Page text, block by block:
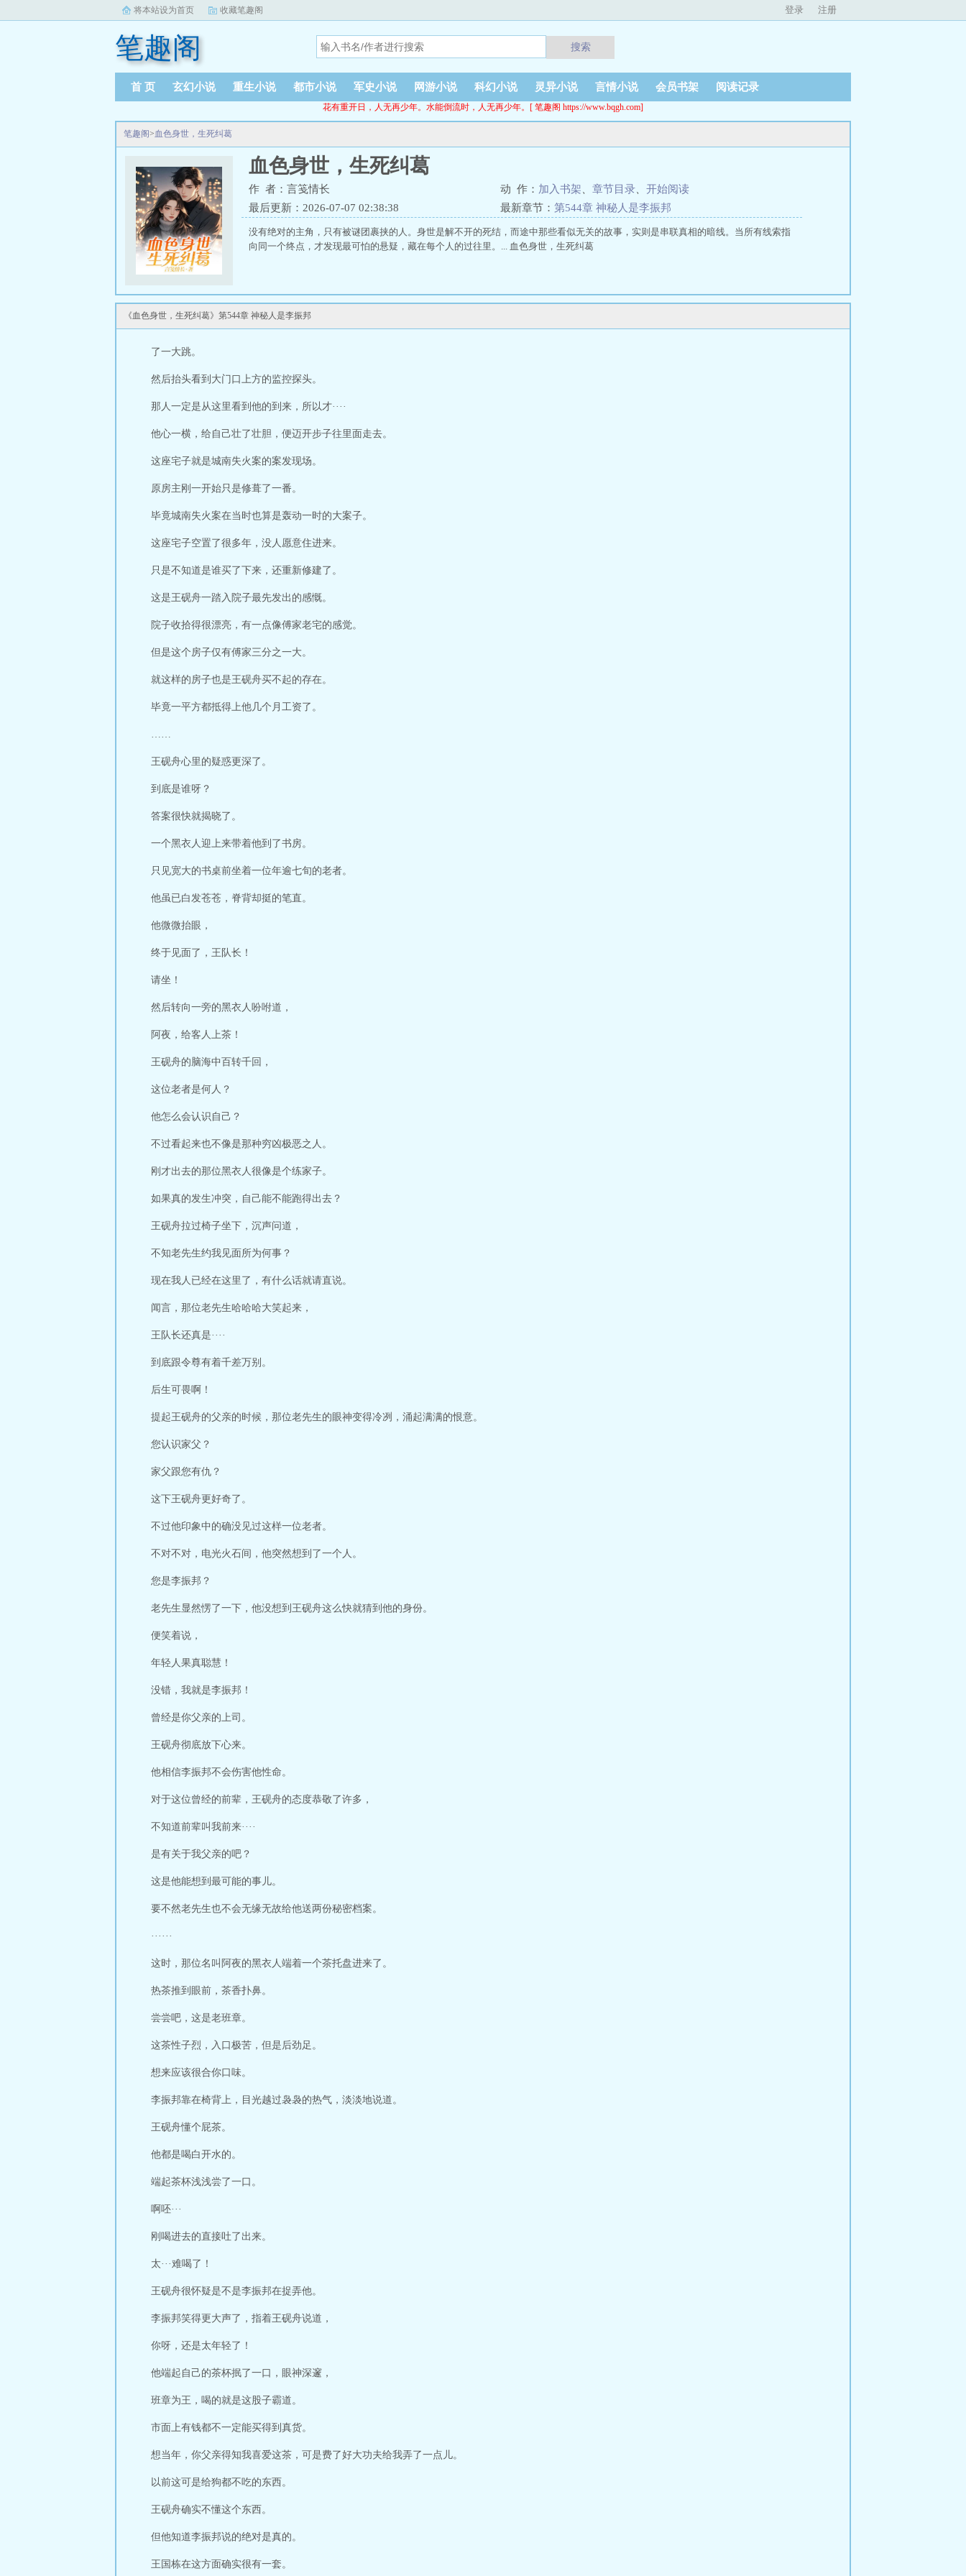
将本站设为首页 收藏笔趣阁 登录 注册
笔趣阁 搜索
首 页 玄幻小说 重生小说 都市小说 军史小说 网游小说 科幻小说 灵异小说 言情小说 会员书架 阅读记录
花有重开日，人无再少年。水能倒流时，人无再少年。[ 笔趣阁 https://www.bqgh.com]
笔趣阁>血色身世，生死纠葛
血色身世，生死纠葛
作 者：言笺情长 动 作： 加入书架 章节目录
开始阅读
最后更新：2026-07-07 02:38:38
最新章节： 第544章 神秘人是李振邦
没有绝对的主角，只有被谜团裹挟的人。身世是解不开的死结，而途中那些看似无关的故事，实则是串联真相的暗线。当所有线索指
向同一个终点，才发现最可怕的悬疑，藏在每个人的过往里。... 血色身世，生死纠葛
《血色身世，生死纠葛》第544章 神秘人是李振邦
了一大跳。
然后抬头看到大门口上方的监控探头。
那人一定是从这里看到他的到来，所以才····
他心一横，给自己壮了壮胆，便迈开步子往里面走去。
这座宅子就是城南失火案的案发现场。
原房主刚一开始只是修葺了一番。
毕竟城南失火案在当时也算是轰动一时的大案子。
这座宅子空置了很多年，没人愿意住进来。
只是不知道是谁买了下来，还重新修建了。
这是王砚舟一踏入院子最先发出的感慨。
院子收拾得很漂亮，有一点像傅家老宅的感觉。
但是这个房子仅有傅家三分之一大。
就这样的房子也是王砚舟买不起的存在。
毕竟一平方都抵得上他几个月工资了。
……
王砚舟心里的疑惑更深了。
到底是谁呀？
答案很快就揭晓了。
一个黑衣人迎上来带着他到了书房。
只见宽大的书桌前坐着一位年逾七旬的老者。
他虽已白发苍苍，脊背却挺的笔直。
他微微抬眼，
终于见面了，王队长！
请坐！
然后转向一旁的黑衣人吩咐道，
阿夜，给客人上茶！
王砚舟的脑海中百转千回，
这位老者是何人？
他怎么会认识自己？
不过看起来也不像是那种穷凶极恶之人。
刚才出去的那位黑衣人很像是个练家子。
如果真的发生冲突，自己能不能跑得出去？
王砚舟拉过椅子坐下，沉声问道，
不知老先生约我见面所为何事？
现在我人已经在这里了，有什么话就请直说。
闻言，那位老先生哈哈哈大笑起来，
王队长还真是····
到底跟令尊有着千差万别。
后生可畏啊！
提起王砚舟的父亲的时候，那位老先生的眼神变得冷冽，涌起满满的恨意。
您认识家父？
家父跟您有仇？
这下王砚舟更好奇了。
不过他印象中的确没见过这样一位老者。
不对不对，电光火石间，他突然想到了一个人。
您是李振邦？
老先生显然愣了一下，他没想到王砚舟这么快就猜到他的身份。
便笑着说，
年轻人果真聪慧！
没错，我就是李振邦！
曾经是你父亲的上司。
王砚舟彻底放下心来。
他相信李振邦不会伤害他性命。
对于这位曾经的前辈，王砚舟的态度恭敬了许多，
不知道前辈叫我前来····
是有关于我父亲的吧？
这是他能想到最可能的事儿。
要不然老先生也不会无缘无故给他送两份秘密档案。
······
这时，那位名叫阿夜的黑衣人端着一个茶托盘进来了。
热茶推到眼前，茶香扑鼻。
尝尝吧，这是老班章。
这茶性子烈，入口极苦，但是后劲足。
想来应该很合你口味。
李振邦靠在椅背上，目光越过袅袅的热气，淡淡地说道。
王砚舟懂个屁茶。
他都是喝白开水的。
端起茶杯浅浅尝了一口。
啊呸···
刚喝进去的直接吐了出来。
太···难喝了！
王砚舟很怀疑是不是李振邦在捉弄他。
李振邦笑得更大声了，指着王砚舟说道，
你呀，还是太年轻了！
他端起自己的茶杯抿了一口，眼神深邃，
班章为王，喝的就是这股子霸道。
市面上有钱都不一定能买得到真货。
想当年，你父亲得知我喜爱这茶，可是费了好大功夫给我弄了一点儿。
以前这可是给狗都不吃的东西。
王砚舟确实不懂这个东西。
但他知道李振邦说的绝对是真的。
王国栋在这方面确实很有一套。